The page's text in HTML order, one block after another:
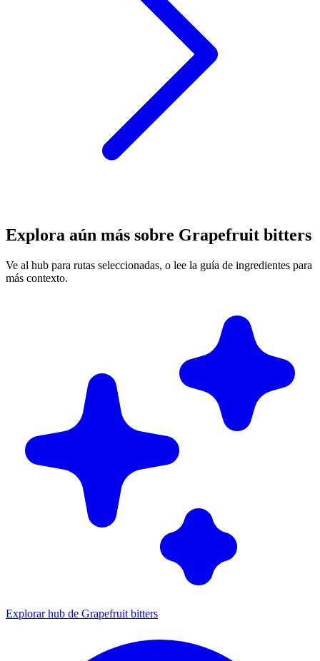
Explora aún más sobre Grapefruit bitters
Ve al hub para rutas seleccionadas, o lee la guía de ingredientes para
más contexto.
Explorar hub de Grapefruit bitters